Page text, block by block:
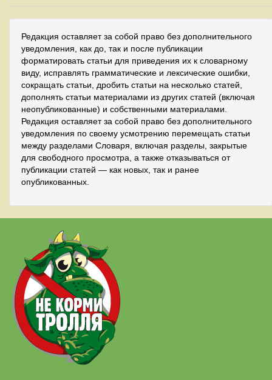
Редакция оставляет за собой право без дополнительного
уведомления, как до, так и после публикации
форматировать статьи для приведения их к словарному
виду, исправлять грамматические и лексические ошибки,
сокращать статьи, дробить статьи на несколько статей,
дополнять статьи материалами из других статей (включая
неопубликованные) и собственными материалами.
Редакция оставляет за собой право без дополнительного
уведомления по своему усмотрению перемещать статьи
между разделами Словаря, включая разделы, закрытые
для свободного просмотра, а также отказываться от
публикации статей — как новых, так и ранее
опубликованных.